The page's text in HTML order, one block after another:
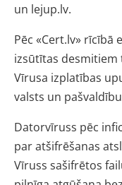
un lejup.lv.
Pēc «Cert.lv» rīcībā
izsūtītas desmitiem
Vīrusa izplatības
valsts un
Datorvīruss pēc
par atšifrēšanas
Vīruss sašifrētos